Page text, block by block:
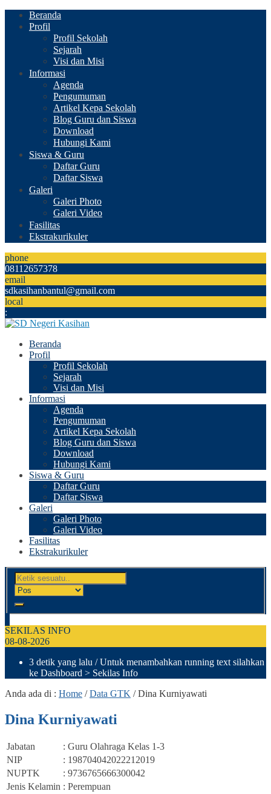
Beranda
Profil
Profil Sekolah
Sejarah
Visi dan Misi
Informasi
Agenda
Pengumuman
Artikel Kepa Sekolah
Blog Guru dan Siswa
Download
Hubungi Kami
Siswa & Guru
Daftar Guru
Daftar Siswa
Galeri
Galeri Photo
Galeri Video
Fasilitas
Ekstrakurikuler
phone
08112657378
email
sdkasihanbantul@gmail.com
local
:
Beranda
Profil
Profil Sekolah
Sejarah
Visi dan Misi
Informasi
Agenda
Pengumuman
Artikel Kepa Sekolah
Blog Guru dan Siswa
Download
Hubungi Kami
Siswa & Guru
Daftar Guru
Daftar Siswa
Galeri
Galeri Photo
Galeri Video
Fasilitas
Ekstrakurikuler
SEKILAS INFO
08-08-2026
3 detik yang lalu / Untuk menambahkan running text silahkan
ke Dashboard > Sekilas Info
Anda ada di : Home /Data GTK /Dina Kurniyawati
Dina Kurniyawati
Jabatan
: Guru Olahraga Kelas 1-3
NIP
: 198704042022212019
NUPTK
: 9736765666300042
Jenis Kelamin : Perempuan